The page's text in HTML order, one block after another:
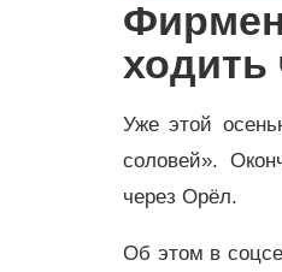
ходить
Уже этой
соловей».
через Орёл.
Об этом в